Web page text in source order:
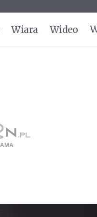
Wiara Wideo